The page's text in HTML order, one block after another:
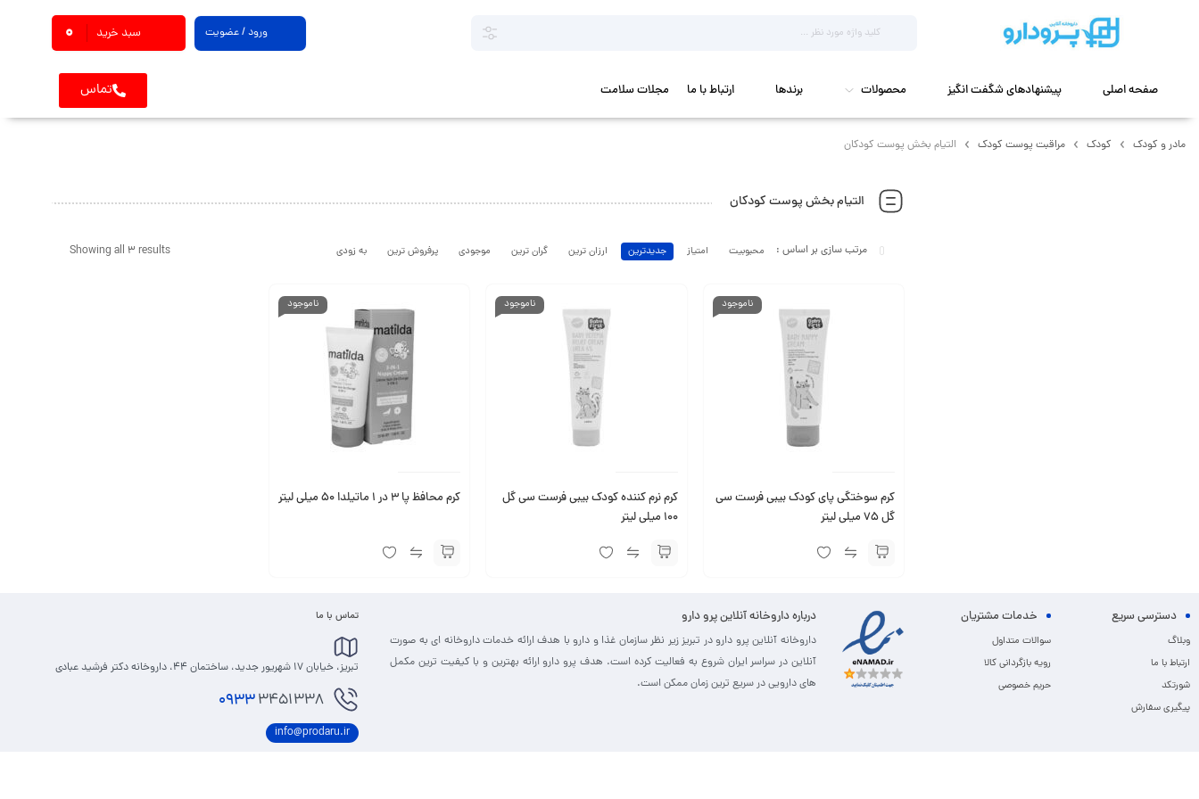
ورود / عضویت سبد خرید 0
صفحه اصلی پیشنهادهای شگفت انگیز محصولات برندها ارتباط با ما مجلات سلامت تماس
مادر و کودک کودک مراقبت پوست کودک التیام بخش پوست کودکان
التیام بخش پوست کودکان
Showing all 3 results محبوبیت امتیاز جدیدترین ارزان ترین گران ترین موجودی پرفروش ترین به زودی
ناموجود
کرم سوختگی پای کودک بیبی فرست سی
گل 75 میلی لیتر
ناموجود
کرم نرم کننده کودک بیبی فرست سی گل
100 میلی لیتر
ناموجود
کرم محافظ پا 3 در 1 ماتیلدا 50 میلی لیتر
دسترسی سریع
وبلاگ
ارتباط با ما
شورتکد
پیگیری سفارش
خدمات مشتریان
سوالات متداول
رویه بازگردانی کالا
حریم خصوصی
درباره داروخانه آنلاین پرو دارو
داروخانه آنلاین پرو دارو در تبریز زیر نظر سازمان غذا و دارو با هدف ارائه خدمات داروخانه ای به صورت
آنلاین در سراسر ایران شروع به فعالیت کرده است. هدف پرو دارو ارائه بهترین و با کیفیت ترین مکمل
های دارویی در سریع ترین زمان ممکن است.
تماس با ما
تبریز، خیابان 17 شهریور جدید، ساختمان 44، داروخانه دکتر فرشید عبادی
09333451338
info@prodaru.ir